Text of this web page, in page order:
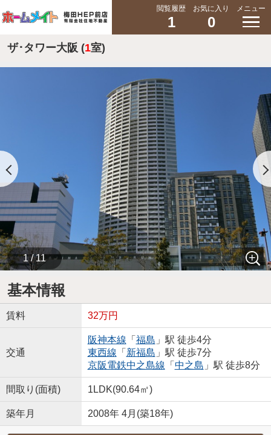
閲覧履歴
1
お気に入り
0
メニュー
ザ･タワー大阪 (1室)
1 / 11
基本情報
賃料 32万円
交通
阪神本線 「 福島 」駅 徒歩4分
東西線 「 新福島 」駅 徒歩7分
京阪電鉄中之島線 「 中之島 」駅 徒歩8分
間取り(面積) 1LDK(90.64㎡)
築年月 2008年 4月(築18年)